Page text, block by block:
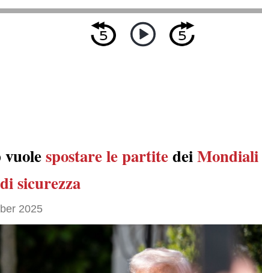
spostarele partitedeiMondiali
sicurezza
2025